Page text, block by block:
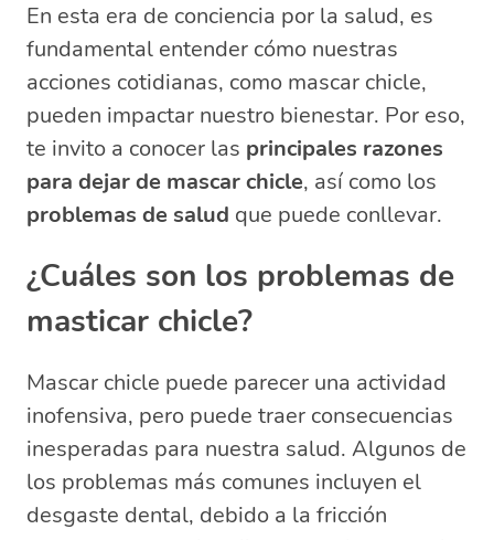
¿Qué ventajas y desventajas tiene
masticar chicle?
¿Qué beneficios tiene el masticar
chicle?
En esta era de conciencia por la salud, es
fundamental entender cómo nuestras
acciones cotidianas, como mascar chicle,
pueden impactar nuestro bienestar. Por eso,
te invito a conocer las principales razones
para dejar de mascar chicle, así como los
problemas de salud que puede conllevar.
¿Cuáles son los problemas de
masticar chicle?
Mascar chicle puede parecer una actividad
inofensiva, pero puede traer consecuencias
inesperadas para nuestra salud. Algunos de
los problemas más comunes incluyen el
desgaste dental, debido a la fricción